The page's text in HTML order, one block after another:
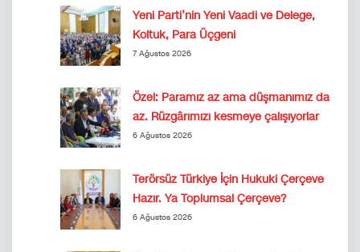
Yeni Parti’nin Yeni Vaadi ve Delege,
Koltuk, Para Üçgeni
7 Ağustos 2026
Özel: Paramız az ama düşmanımız da
az. Rüzgârımızı kesmeye çalışıyorlar
6 Ağustos 2026
Terörsüz Türkiye İçin Hukuki Çerçeve
Hazır. Ya Toplumsal Çerçeve?
6 Ağustos 2026